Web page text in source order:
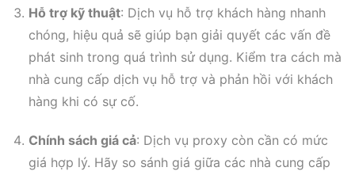
Hỗ trợ kỹ thuật: Dịch vụ hỗ trợ khách hàng nhanh
chóng, hiệu quả sẽ giúp bạn giải quyết các vấn đề
phát sinh trong quá trình sử dụng. Kiểm tra cách mà
nhà cung cấp dịch vụ hỗ trợ và phản hồi với khách
hàng khi có sự cố.
Chính sách giá cả: Dịch vụ proxy còn cần có mức
giá hợp lý. Hãy so sánh giá giữa các nhà cung cấp